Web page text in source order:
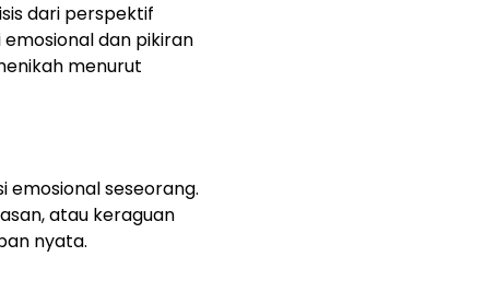
dari perspektif
dan pikiran
menurut
emosional seseorang.
atau keraguan
nyata.